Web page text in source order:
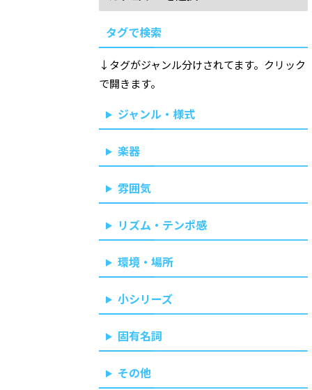
タグで検索
↓タグがジャンル分けされてます。クリック
で開きます。
ジャンル・様式
楽器
雰囲気
リズム・テンポ感
環境・場所
小シリーズ
固有名詞
その他